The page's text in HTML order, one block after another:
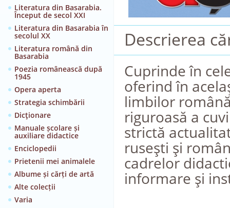
Literatura din Basarabia.
Început de secol XXI
Literatura din Basarabia în
secolul XX
Literatura română din
Basarabia
Poezia românească după
1945
Opera aperta
Strategia schimbării
Dicţionare
Manuale școlare și
auxiliare didactice
Enciclopedii
Prietenii mei animalele
Albume și cărți de artă
Alte colecții
Varia
Descrierea
Cuprinde în
oferind în
limbilor
riguroasă a
strictă
ruseşti şi
cadrelor
informare şi